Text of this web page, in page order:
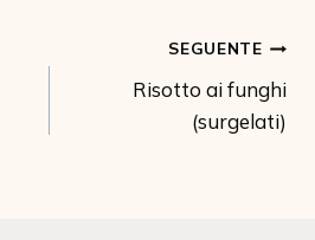
SEGUENTE
Risotto ai funghi
(surgelati)